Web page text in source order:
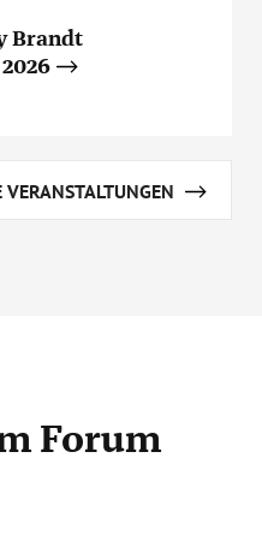
Brandt
VERANSTALTUNGEN
Forum